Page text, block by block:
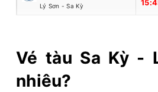
Lý Sơn - Sa Kỳ
Vé tàu Sa Kỳ -
nhiêu?